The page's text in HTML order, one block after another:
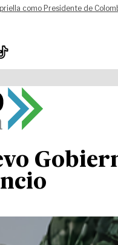
como Presidente de